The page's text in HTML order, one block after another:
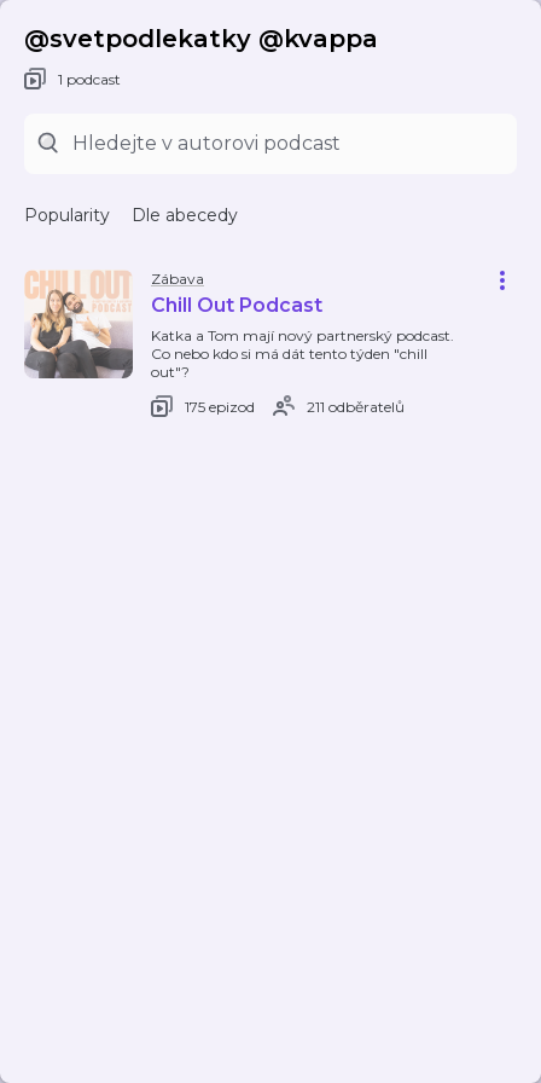
@svetpodlekatky @kvappa
1 podcast
Popularity Dle abecedy
Zábava
Chill Out Podcast
Katka a Tom mají nový partnerský podcast.
Co nebo kdo si má dát tento týden "chill
out"?
175 epizod
211 odběratelů